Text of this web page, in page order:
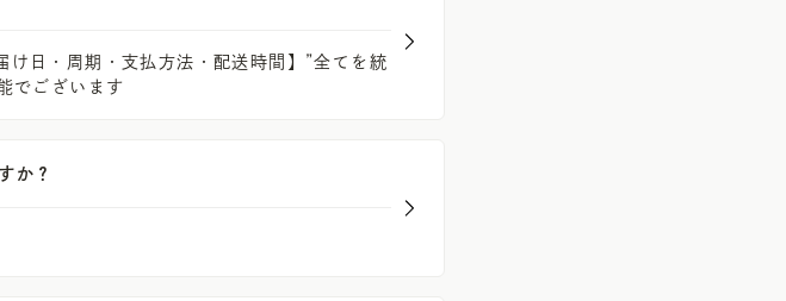
日・周期・支払方法・配送時間】”全てを統
でございます
か？